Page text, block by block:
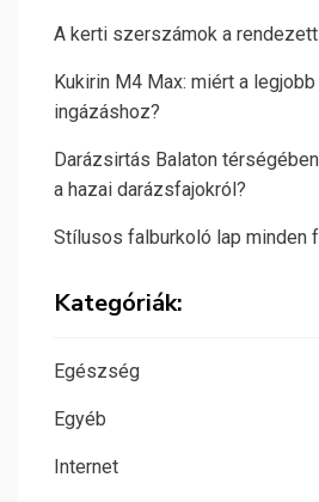
A kerti szerszámok a
Kukirin M4 Max: miért a
ingázáshoz?
Darázsirtás Balaton
a hazai darázsfajokról?
Stílusos falburkoló lap minden
Kategóriák:
Egészség
Egyéb
Internet